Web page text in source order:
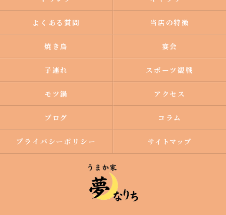
よくある質問 当店の特徴
焼き鳥 宴会
子連れ スポーツ観戦
モツ鍋 アクセス
ブログ コラム
プライバシーポリシー サイトマップ